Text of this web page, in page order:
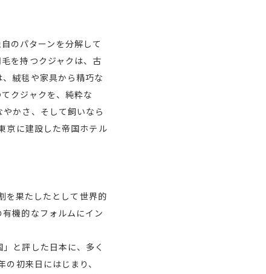
のパターンを分解して
を持つクジャクは、古
絨毯や家具から精巧な
クジャクを、純粋な
かさ、そして飼いなら
京に建設した帝国ホテル
を果たしたとして世界的
機的なフォルムにイン
と評した日本に、多く
初来日にはじまり、